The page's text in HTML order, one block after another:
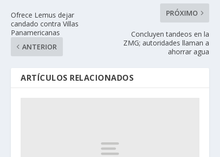
Ofrece Lemus dejar
candado contra Villas
Panamericanas
ANTERIOR
PRÓXIMO
Concluyen tandeos en la
ZMG; autoridades llaman a
ahorrar agua
ARTÍCULOS RELACIONADOS